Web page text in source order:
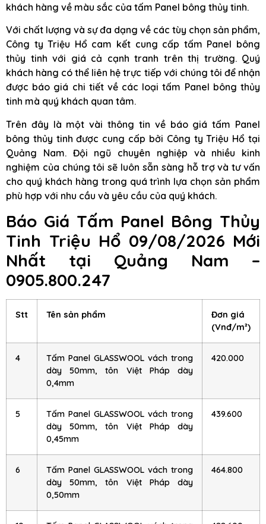
khách hàng về màu sắc của tấm Panel bông thủy tinh.
Với chất lượng và sự đa dạng về các tùy chọn sản phẩm,
Công ty Triệu Hổ cam kết cung cấp tấm Panel bông
thủy tinh với giá cả cạnh tranh trên thị trường. Quý
khách hàng có thể liên hệ trực tiếp với chúng tôi để nhận
được báo giá chi tiết về các loại tấm Panel bông thủy
tinh mà quý khách quan tâm.
Trên đây là một vài thông tin về báo giá tấm Panel
bông thủy tinh được cung cấp bởi Công ty Triệu Hổ tại
Quảng Nam. Đội ngũ chuyên nghiệp và nhiều kinh
nghiệm của chúng tôi sẽ luôn sẵn sàng hỗ trợ và tư vấn
cho quý khách hàng trong quá trình lựa chọn sản phẩm
phù hợp với nhu cầu và yêu cầu của quý khách.
Báo Giá Tấm Panel Bông Thủy
Tinh Triệu Hổ 09/08/2026 Mới
Nhất tại Quảng Nam –
0905.800.247
Stt Tên sản phẩm
Đơn giá
(Vnđ/m²)
4
Tấm Panel GLASSWOOL vách trong
dày 50mm, tôn Việt Pháp dày
0,4mm
420.000
5
Tấm Panel GLASSWOOL vách trong
dày 50mm, tôn Việt Pháp dày
0,45mm
439.600
6
Tấm Panel GLASSWOOL vách trong
dày 50mm, tôn Việt Pháp dày
0,50mm
464.800